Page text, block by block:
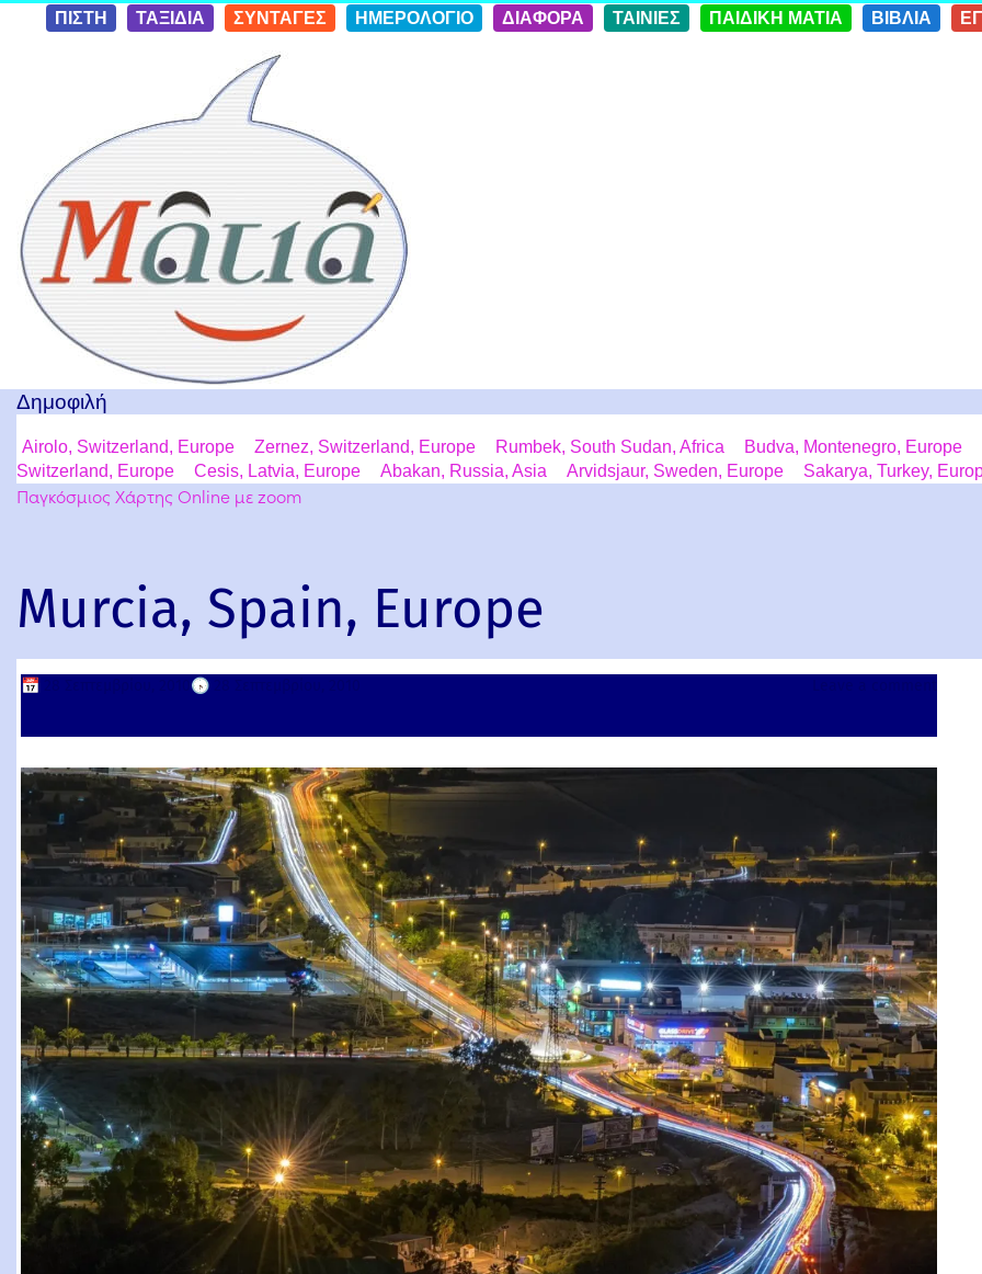
Skip to
conten
ΠΙΣΤΗ ΤΑΞΙΔΙΑ ΣΥΝΤΑΓΕΣ ΗΜΕΡΟΛΟΓΙΟ ΔΙΑΦΟΡΑ ΤΑΙΝΙΕΣ ΠΑΙΔΙΚΗ ΜΑΤΙΑ ΒΙΒΛΙΑ
Δημοφιλή
Airolo, Switzerland, Europe Zernez, Switzerland, Europe Rumbek, South Sudan, Africa
Budva, Montenegro, Europe
Switzerland, Europe
Cesis, Latvia, Europe Abakan, Russia, Asia Arvidsjaur, Sweden, Europe Sakarya, Turkey,
Παγκόσμιος Χάρτης Online με zoom
Murcia, Spain, Europe
📅 🕟